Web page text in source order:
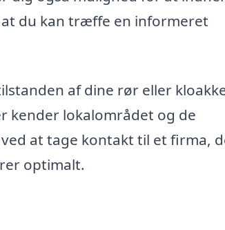
du kan træffe en informeret
af dine rør eller
kender lokalområdet og de
at tage kontakt til et firma,
optimalt.